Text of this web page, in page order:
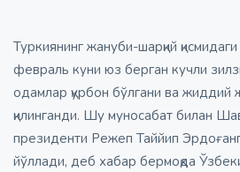
Туркиянинг жануби-шарқий
февраль куни юз берган кучли
одамлар қурбон бўлгани ва жиддий
қилинганди. Шу муносабат билан
президенти Режеп Таййип
йўллади, деб хабар бермоқда